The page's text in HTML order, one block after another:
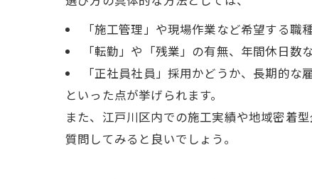
「施工管理」や現場作業など希望する職
「転勤」や「残業」の有無、年間休日
「正社員社員」採用かどうか、長期的な
といった点が挙げられます。
また、江戸川区内での施工実績や地域密着
質問してみると良いでしょう。